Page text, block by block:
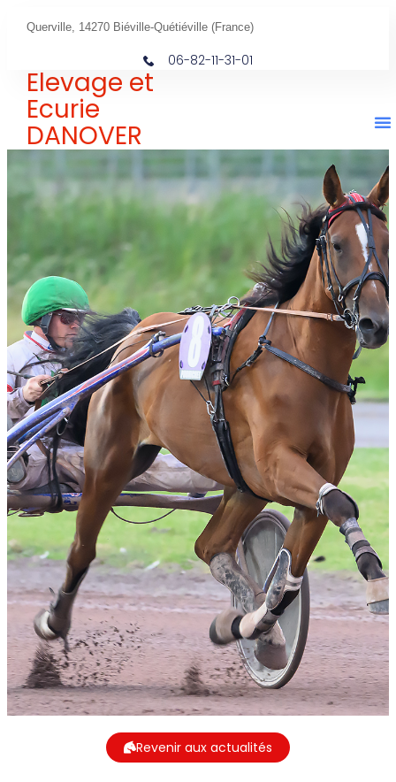
Querville, 14270 Biéville-Quétiéville (France)
06-82-11-31-01
Elevage et
Ecurie
DANOVER
Revenir aux actualités